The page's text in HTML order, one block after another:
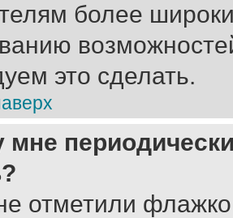
более
это сделать.
мне
отметили